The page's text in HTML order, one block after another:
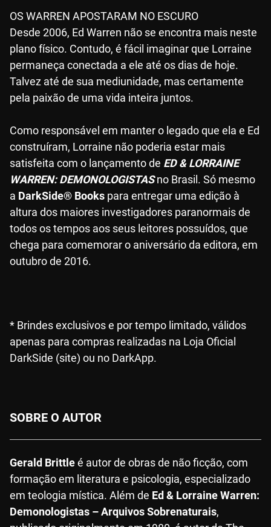
OS WARREN APOSTARAM NO ESCURO
Desde 2006, Ed Warren não se encontra mais neste
plano físico. Contudo, é fácil imaginar que Lorraine
permaneça conectada a ele até os dias de hoje.
Talvez até de sua mediunidade, mas certamente
pela paixão de uma vida inteira juntos.
Como responsável em manter o legado que ela e Ed
construíram, Lorraine não poderia estar mais
satisfeita com o lançamento de ED & LORRAINE
WARREN: DEMONOLOGISTAS no Brasil. Só mesmo
a DarkSide® Books para entregar uma edição à
altura dos maiores investigadores paranormais de
todos os tempos aos seus leitores possuídos, que
chega para comemorar o aniversário da editora, em
outubro de 2016.
* Brindes exclusivos e por tempo limitado, válidos
apenas para compras realizadas na Loja Oficial
DarkSide (site) ou no DarkApp.
SOBRE O AUTOR
Gerald Brittleé autor de obras de não ficção, com
formação em literatura e psicologia, especializado
em teologia mística. Além de Ed & Lorraine Warren:
Demonologistas – Arquivos Sobrenaturais,